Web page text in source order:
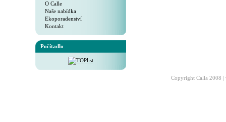
O Calle
Naše nabídka
Ekoporadenství
Kontakt
Počítadlo
Copyright Calla 2008 |